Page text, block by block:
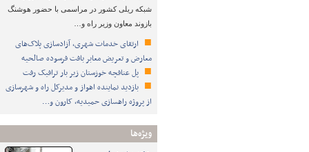
شبکه ریلی کشور در مراسمی با حضور هوشنگ
بازوند معاون وزیر راه و…
ارتقای خدمات شهری، آزادسازی پلاک‌های
معارض و تعریض معابر بافت فرسوده صالحیه
پل عنافچه خوزستان زیر بار ترافیک رفت
بازدید نماینده اهواز و مدیرکل راه و شهرسازی
از پروژه راهسازی حمیدیه، کارون و…
ویژه‌ها